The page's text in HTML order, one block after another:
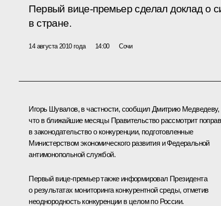
Первый вице-премьер сделал доклад о
в стране.
14 августа 2010 года 14:00 Сочи
Игорь Шувалов, в частности, сообщил Дмитрию Медведеву,
что в ближайшие месяцы Правительство рассмотрит
в законодательство о конкуренции, подготовленные
Министерством экономического развития и Федеральной
антимонопольной службой.
Первый вице-премьер также информировал Президента
о результатах мониторинга конкурентной среды, отметив
неоднородность конкуренции в целом по России.